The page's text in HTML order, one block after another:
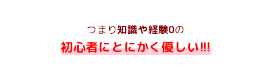
つまり知識や経験0の
初心者にとにかく優しい!!!